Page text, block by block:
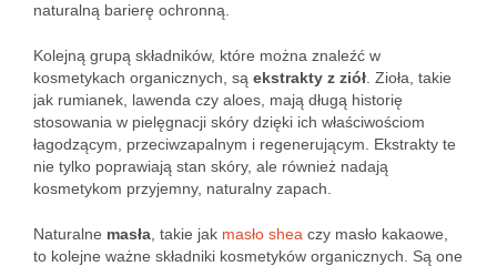
naturalną barierę ochronną.
Kolejną grupą składników, które można znaleźć w
kosmetykach organicznych, są ekstrakty z ziół . Zioła, takie
jak rumianek, lawenda czy aloes, mają długą historię
stosowania w pielęgnacji skóry dzięki ich właściwościom
łagodzącym, przeciwzapalnym i regenerującym. Ekstrakty te
nie tylko poprawiają stan skóry, ale również nadają
kosmetykom przyjemny, naturalny zapach.
Naturalne masła , takie jak masło shea czy masło kakaowe,
to kolejne ważne składniki kosmetyków organicznych. Są one